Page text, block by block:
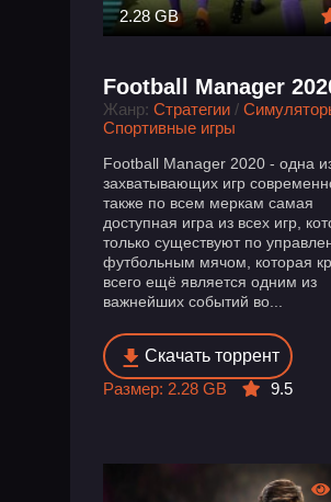
2.28 GB
Football Manager
Жанр: Стратегии /
Спортивные игры
Football Manager 2020 - одна
захватывающих игр
также по всем меркам самая
доступная игра из всех игр,
только существуют по
футбольным мячом, которая
всего ещё является одним из
важнейших событий во...
Скачать торрент
Размер: 2.28 GB
9.5